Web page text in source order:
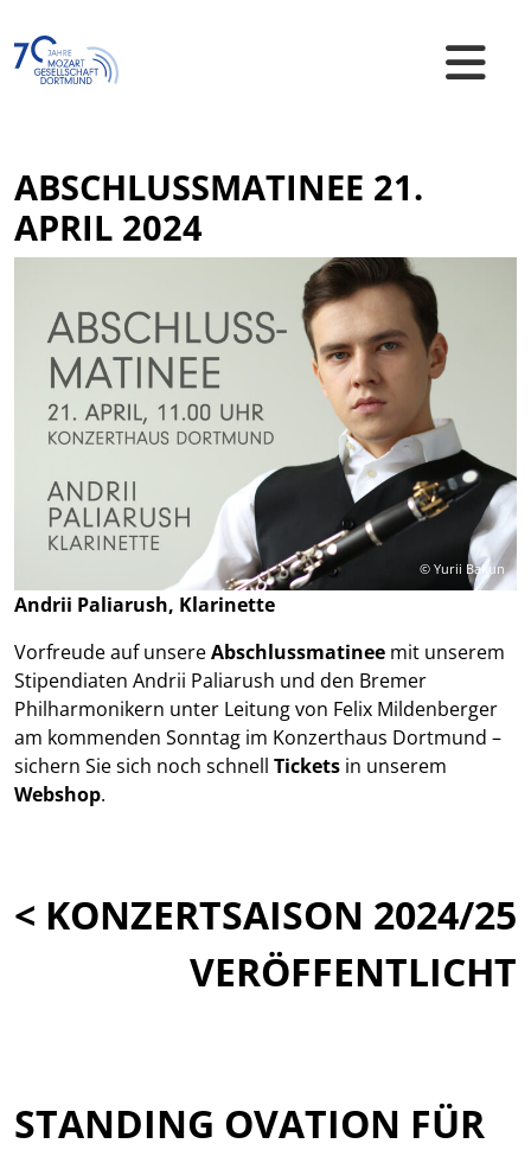
to
content
ABSCHLUSSMATINEE 21.
APRIL 2024
© Yurii Bakun
Andrii Paliarush, Klarinette
Vorfreude auf unsereAbschlussmatinee mit unserem
Stipendiaten Andrii Paliarush und den Bremer
Philharmonikern unter Leitung von Felix Mildenberger
am kommenden Sonntag im Konzerthaus Dortmund –
sichern Sie sich noch schnell Tickets in unserem
Webshop.
< KONZERTSAISON 2024/25
VERÖFFENTLICHT
STANDING OVATION FÜR